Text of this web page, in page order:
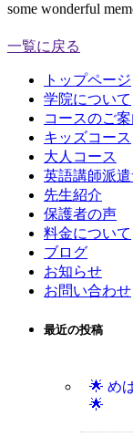
some wonderful
一覧に戻る
トップページ
学院について
コースのご
キッズコース
大人コース
英語講師派
先生紹介
保護者の声
料金について
ブログ
お知らせ
お問い合わせ
最近の投稿
🌟 め
🌟